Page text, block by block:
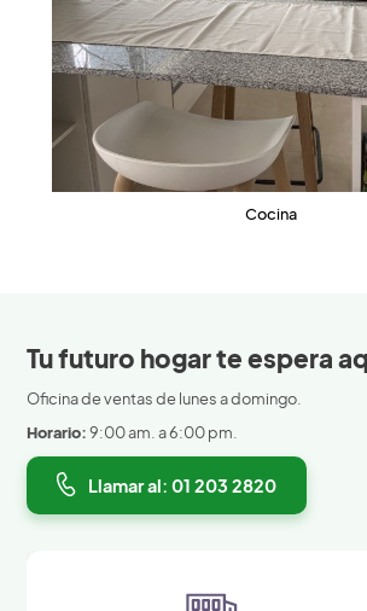
Cocina
Tu futuro hogar te espera
Oficina de ventas de lunes a domingo.
Horario:9:00 am. a 6:00 pm.
Llamar al: 01 203 2820